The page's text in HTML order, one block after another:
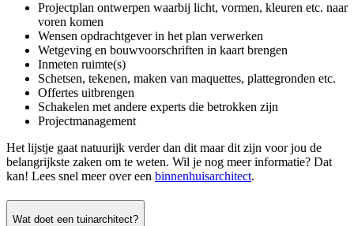
Projectplan ontwerpen waarbij licht, vormen, kleuren etc. naar
voren komen
Wensen opdrachtgever in het plan verwerken
Wetgeving en bouwvoorschriften in kaart brengen
Inmeten ruimte(s)
Schetsen, tekenen, maken van maquettes, plattegronden etc.
Offertes uitbrengen
Schakelen met andere experts die betrokken zijn
Projectmanagement
Het lijstje gaat natuurijk verder dan dit maar dit zijn voor jou de
belangrijkste zaken om te weten. Wil je nog meer informatie? Dat
kan! Lees snel meer over een binnenhuisarchitect.
Wat doet een tuinarchitect?